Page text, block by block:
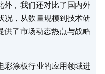
外，我们还对比了国内外
况，从数量规模到技术研
供了市场动态热点与战略
彩涂板行业的应用领域进